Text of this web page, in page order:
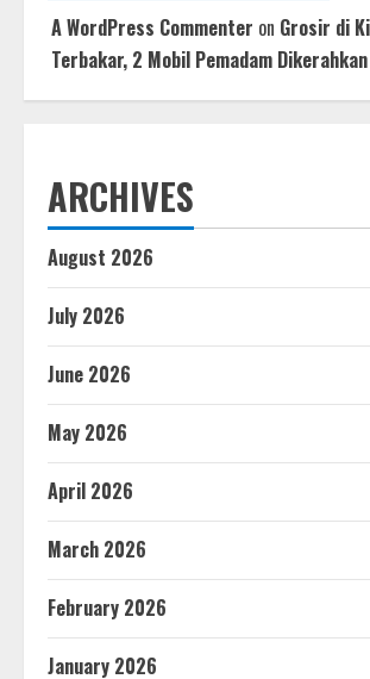
A WordPress Commenter on Grosir di
Terbakar, 2 Mobil Pemadam Dikerahkan
ARCHIVES
August 2026
July 2026
June 2026
May 2026
April 2026
March 2026
February 2026
January 2026